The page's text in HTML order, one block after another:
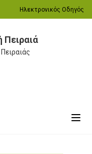
Ηλεκτρονικός Οδηγός
Πειραιά